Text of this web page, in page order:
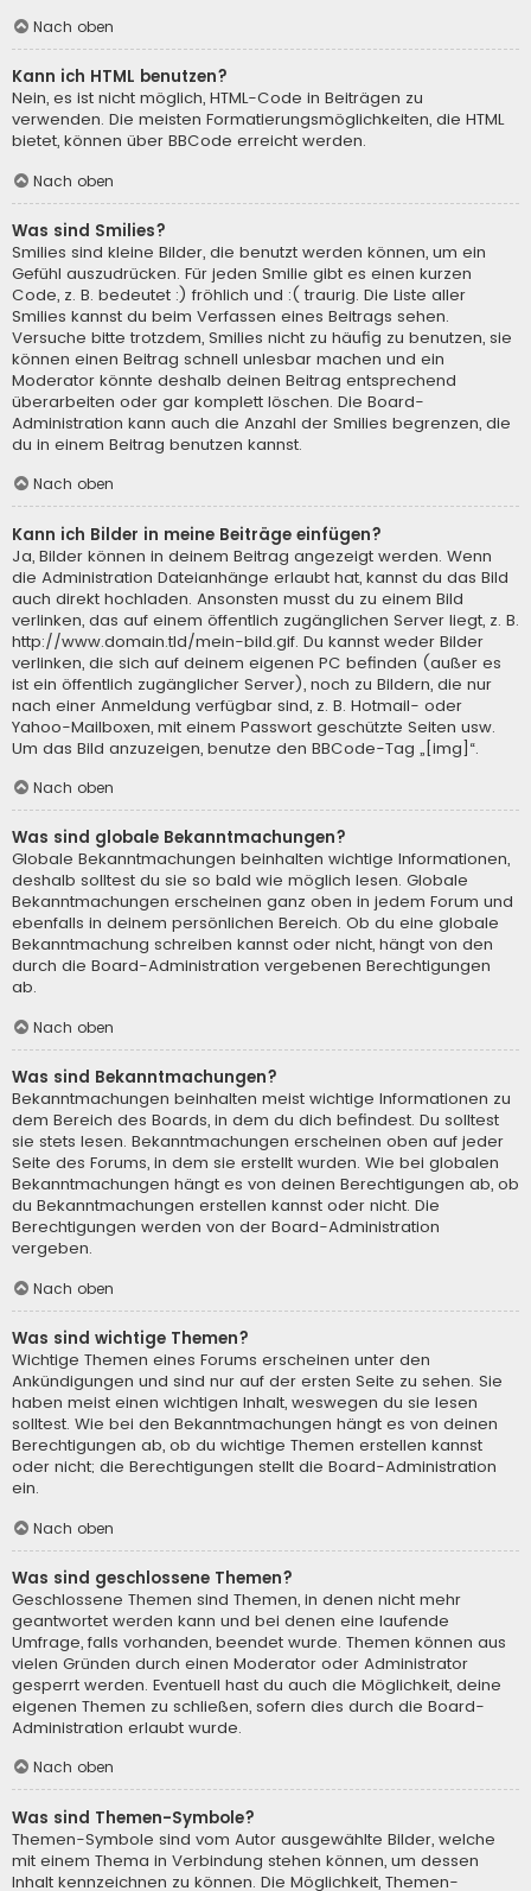
Nach oben
Kann ich HTML benutzen?
Nein, es ist nicht möglich, HTML-Code in Beiträgen zu
verwenden. Die meisten Formatierungsmöglichkeiten, die HTML
bietet, können über BBCode erreicht werden.
Nach oben
Was sind Smilies?
Smilies sind kleine Bilder, die benutzt werden können, um ein
Gefühl auszudrücken. Für jeden Smilie gibt es einen kurzen
Code, z. B. bedeutet :) fröhlich und :( traurig. Die Liste aller
Smilies kannst du beim Verfassen eines Beitrags sehen.
Versuche bitte trotzdem, Smilies nicht zu häufig zu benutzen, sie
können einen Beitrag schnell unlesbar machen und ein
Moderator könnte deshalb deinen Beitrag entsprechend
überarbeiten oder gar komplett löschen. Die Board-
Administration kann auch die Anzahl der Smilies begrenzen, die
du in einem Beitrag benutzen kannst.
Nach oben
Kann ich Bilder in meine Beiträge einfügen?
Ja, Bilder können in deinem Beitrag angezeigt werden. Wenn
die Administration Dateianhänge erlaubt hat, kannst du das Bild
auch direkt hochladen. Ansonsten musst du zu einem Bild
verlinken, das auf einem öffentlich zugänglichen Server liegt, z. B.
http://www.domain.tld/mein-bild.gif. Du kannst weder Bilder
verlinken, die sich auf deinem eigenen PC befinden (außer es
ist ein öffentlich zugänglicher Server), noch zu Bildern, die nur
nach einer Anmeldung verfügbar sind, z. B. Hotmail- oder
Yahoo-Mailboxen, mit einem Passwort geschützte Seiten usw.
Um das Bild anzuzeigen, benutze den BBCode-Tag „[img]“.
Nach oben
Was sind globale Bekanntmachungen?
Globale Bekanntmachungen beinhalten wichtige Informationen,
deshalb solltest du sie so bald wie möglich lesen. Globale
Bekanntmachungen erscheinen ganz oben in jedem Forum und
ebenfalls in deinem persönlichen Bereich. Ob du eine globale
Bekanntmachung schreiben kannst oder nicht, hängt von den
durch die Board-Administration vergebenen Berechtigungen
ab.
Nach oben
Was sind Bekanntmachungen?
Bekanntmachungen beinhalten meist wichtige Informationen zu
dem Bereich des Boards, in dem du dich befindest. Du solltest
sie stets lesen. Bekanntmachungen erscheinen oben auf jeder
Seite des Forums, in dem sie erstellt wurden. Wie bei globalen
Bekanntmachungen hängt es von deinen Berechtigungen ab, ob
du Bekanntmachungen erstellen kannst oder nicht. Die
Berechtigungen werden von der Board-Administration
vergeben.
Nach oben
Was sind wichtige Themen?
Wichtige Themen eines Forums erscheinen unter den
Ankündigungen und sind nur auf der ersten Seite zu sehen. Sie
haben meist einen wichtigen Inhalt, weswegen du sie lesen
solltest. Wie bei den Bekanntmachungen hängt es von deinen
Berechtigungen ab, ob du wichtige Themen erstellen kannst
oder nicht; die Berechtigungen stellt die Board-Administration
ein.
Nach oben
Was sind geschlossene Themen?
Geschlossene Themen sind Themen, in denen nicht mehr
geantwortet werden kann und bei denen eine laufende
Umfrage, falls vorhanden, beendet wurde. Themen können aus
vielen Gründen durch einen Moderator oder Administrator
gesperrt werden. Eventuell hast du auch die Möglichkeit, deine
eigenen Themen zu schließen, sofern dies durch die Board-
Administration erlaubt wurde.
Nach oben
Was sind Themen-Symbole?
Themen-Symbole sind vom Autor ausgewählte Bilder, welche
mit einem Thema in Verbindung stehen können, um dessen
Inhalt kennzeichnen zu können. Die Möglichkeit, Themen-